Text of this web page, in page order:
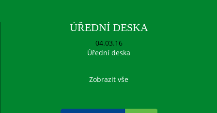
ÚŘEDNÍ DESKA
04.03.16
Úřední deska
Zobrazit vše